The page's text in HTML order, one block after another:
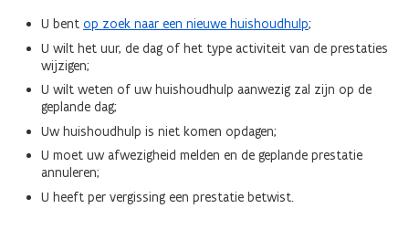
U bent op zoek naar een nieuwe huishoudhulp;
U wilt het uur, de dag of het type activiteit van de prestaties
wijzigen;
U wilt weten of uw huishoudhulp aanwezig zal zijn op de
geplande dag;
Uw huishoudhulp is niet komen opdagen;
U moet uw afwezigheid melden en de geplande prestatie
annuleren;
U heeft per vergissing een prestatie betwist.